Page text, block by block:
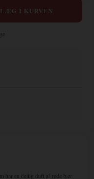
har en dejlig duft af røde bær